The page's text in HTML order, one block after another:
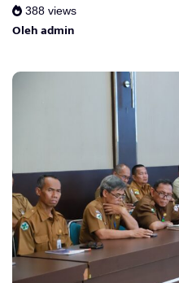
388 views
Oleh admin